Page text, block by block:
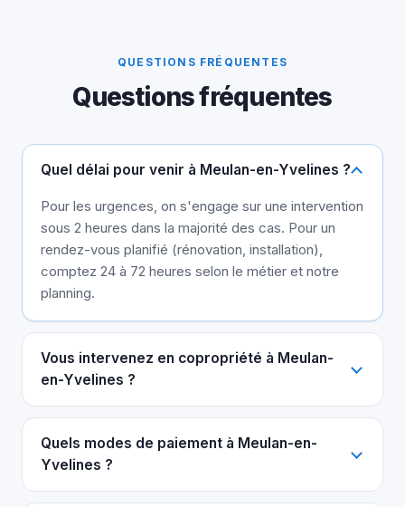
QUESTIONS FRÉQUENTES
Questions fréquentes
Quel délai pour venir à Meulan-en-Yvelines ?
Pour les urgences, on s'engage sur une intervention
sous 2 heures dans la majorité des cas. Pour un
rendez-vous planifié (rénovation, installation),
comptez 24 à 72 heures selon le métier et notre
planning.
Vous intervenez en copropriété à Meulan-
en-Yvelines ?
Quels modes de paiement à Meulan-en-
Yvelines ?